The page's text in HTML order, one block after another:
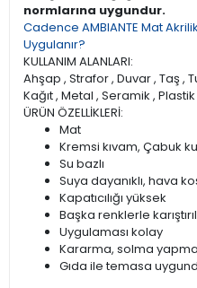
normlarına uygundur.
Cadence AMBIANTE Mat
Uygulanır?
KULLANIM ALANLARI:
Ahşap , Strafor , Duvar , Taş ,
Kağıt , Metal , Seramik ,
ÜRÜN ÖZELLİKLERİ:
Mat
Kremsi kıvam, Çabuk
Su bazlı
Suya dayanıklı, hava
Kapatıcılığı yüksek
Başka renklerle
Uygulaması kolay
Kararma, solma
Gıda ile temasa